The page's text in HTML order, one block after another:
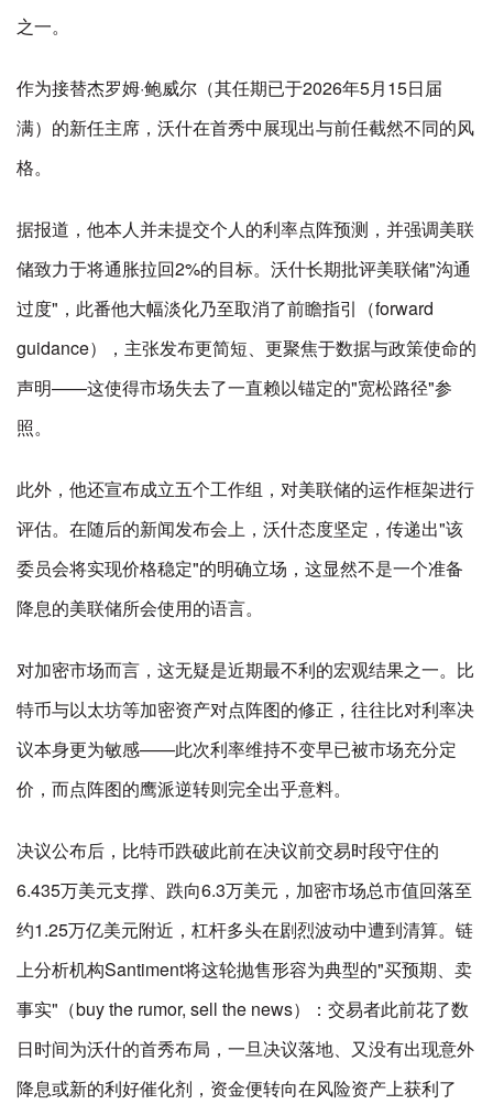
之一。
作为接替杰罗姆·鲍威尔（其任期已于2026年5月15日届
满）的新任主席，沃什在首秀中展现出与前任截然不同的风
格。
据报道，他本人并未提交个人的利率点阵预测，并强调美联
储致力于将通胀拉回2%的目标。沃什长期批评美联储"沟通
过度"，此番他大幅淡化乃至取消了前瞻指引（forward
guidance），主张发布更简短、更聚焦于数据与政策使命的
声明——这使得市场失去了一直赖以锚定的"宽松路径"参
照。
此外，他还宣布成立五个工作组，对美联储的运作框架进行
评估。在随后的新闻发布会上，沃什态度坚定，传递出"该
委员会将实现价格稳定"的明确立场，这显然不是一个准备
降息的美联储所会使用的语言。
对加密市场而言，这无疑是近期最不利的宏观结果之一。比
特币与以太坊等加密资产对点阵图的修正，往往比对利率决
议本身更为敏感——此次利率维持不变早已被市场充分定
价，而点阵图的鹰派逆转则完全出乎意料。
决议公布后，比特币跌破此前在决议前交易时段守住的
6.435万美元支撑、跌向6.3万美元，加密市场总市值回落至
约1.25万亿美元附近，杠杆多头在剧烈波动中遭到清算。链
上分析机构Santiment将这轮抛售形容为典型的"买预期、卖
事实"（buy the rumor, sell the news）：交易者此前花了数
日时间为沃什的首秀布局，一旦决议落地、又没有出现意外
降息或新的利好催化剂，资金便转向在风险资产上获利了